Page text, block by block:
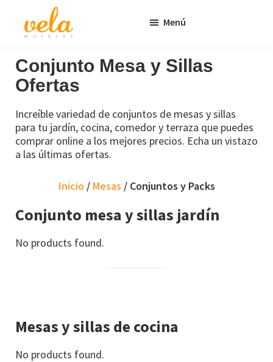
principal
página
Muebles
Baratos
Online
Outlet
Menú
Conjunto Mesa y Sillas
Ofertas
Increíble variedad de conjuntos de mesas y sillas
para tu jardín, cocina, comedor y terraza que puedes
comprar online a los mejores precios. Echa un vistazo
a las últimas ofertas.
Inicio / Mesas / Conjuntos y Packs
Conjunto mesa y sillas jardín
No products found.
Mesas y sillas de cocina
No products found.